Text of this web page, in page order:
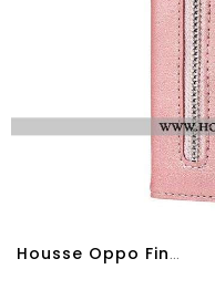
Housse Oppo Find X3 Neo Vintage Porte-Monnaie